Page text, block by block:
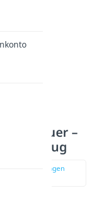
–
im Video springen